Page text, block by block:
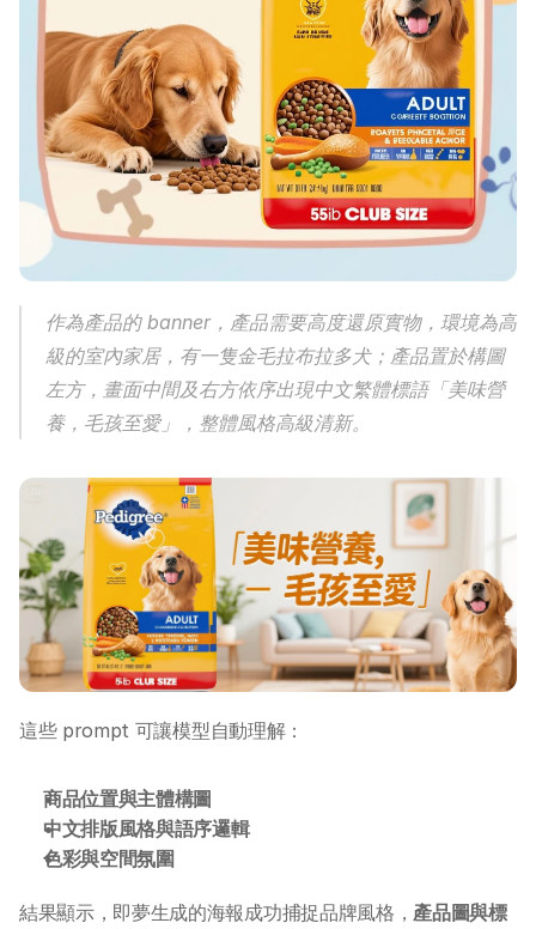
作為產品的 banner，產品需要高度還原實物，環境為高
級的室內家居，有一隻金毛拉布拉多犬；產品置於構圖
左方，畫面中間及右方依序出現中文繁體標語「美味營
養，毛孩至愛」，整體風格高級清新。
這些 prompt 可讓模型自動理解：
商品位置與主體構圖
中文排版風格與語序邏輯
色彩與空間氛圍
結果顯示，即夢生成的海報成功捕捉品牌風格， 產品圖與標